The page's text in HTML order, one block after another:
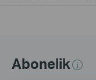
Abonelik